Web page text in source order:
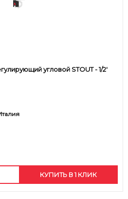
угловой STOUT - 1/2'
КУПИТЬ В 1 КЛИК